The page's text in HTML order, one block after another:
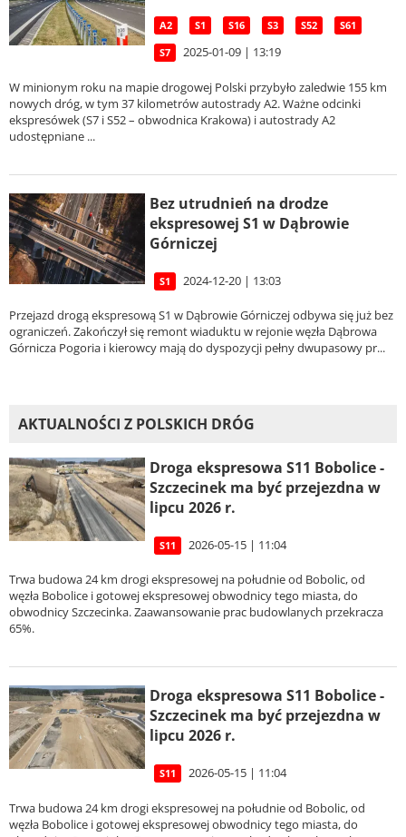
A2 S1 S16 S3 S52 S61
S7 2025-01-09 | 13:19
W minionym roku na mapie drogowej Polski przybyło zaledwie 155 km
nowych dróg, w tym 37 kilometrów autostrady A2. Ważne odcinki
ekspresówek (S7 i S52 – obwodnica Krakowa) i autostrady A2
udostępniane ...
Bez utrudnień na drodze
ekspresowej S1 w Dąbrowie
Górniczej
S1 2024-12-20 | 13:03
Przejazd drogą ekspresową S1 w Dąbrowie Górniczej odbywa się już bez
ograniczeń. Zakończył się remont wiaduktu w rejonie węzła Dąbrowa
Górnicza Pogoria i kierowcy mają do dyspozycji pełny dwupasowy pr...
AKTUALNOŚCI Z POLSKICH DRÓG
Droga ekspresowa S11 Bobolice -
Szczecinek ma być przejezdna w
lipcu 2026 r.
S11 2026-05-15 | 11:04
Trwa budowa 24 km drogi ekspresowej na południe od Bobolic, od
węzła Bobolice i gotowej ekspresowej obwodnicy tego miasta, do
obwodnicy Szczecinka. Zaawansowanie prac budowlanych przekracza
65%.
Droga ekspresowa S11 Bobolice -
Szczecinek ma być przejezdna w
lipcu 2026 r.
S11 2026-05-15 | 11:04
Trwa budowa 24 km drogi ekspresowej na południe od Bobolic, od
węzła Bobolice i gotowej ekspresowej obwodnicy tego miasta, do